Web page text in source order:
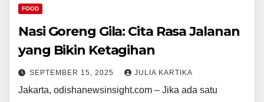
FOOD
Nasi Goreng Gila: Cita Rasa Jalanan
yang Bikin Ketagihan
SEPTEMBER 15, 2025 JULIA KARTIKA
Jakarta, odishanewsinsight.com – Jika ada satu